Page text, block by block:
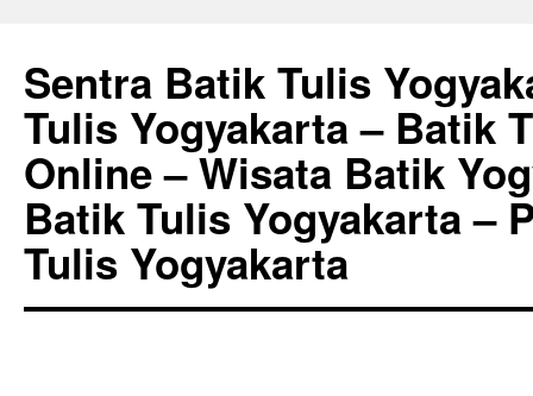
Sentra Batik Tulis
Tulis Yogyakarta – Batik
Online – Wisata Batik
Batik Tulis Yogyakarta –
Tulis Yogyakarta